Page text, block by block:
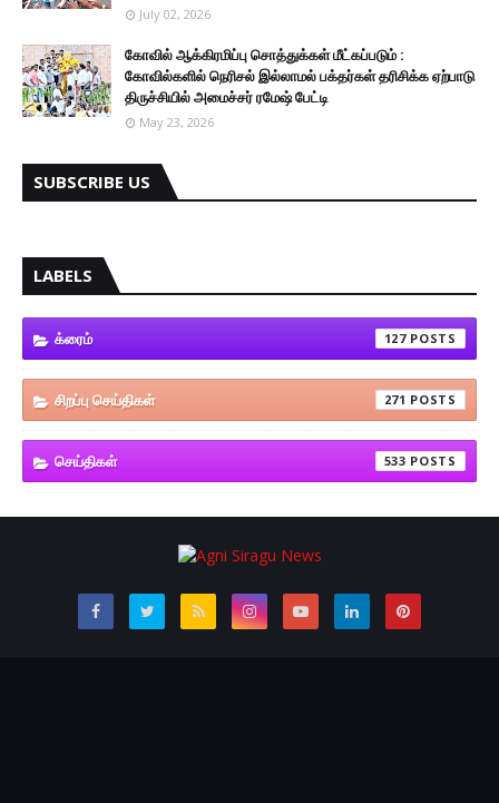
July 02, 2026
கோவில் ஆக்கிரமிப்பு சொத்துக்கள் மீட்கப்படும் :
கோவில்களில் நெரிசல் இல்லாமல் பக்தர்கள் தரிசிக்க ஏற்பாடு
திருச்சியில் அமைச்சர் ரமேஷ் பேட்டி
May 23, 2026
SUBSCRIBE US
LABELS
க்ரைம் 127
சிறப்பு செய்திகள் 271
செய்திகள் 533